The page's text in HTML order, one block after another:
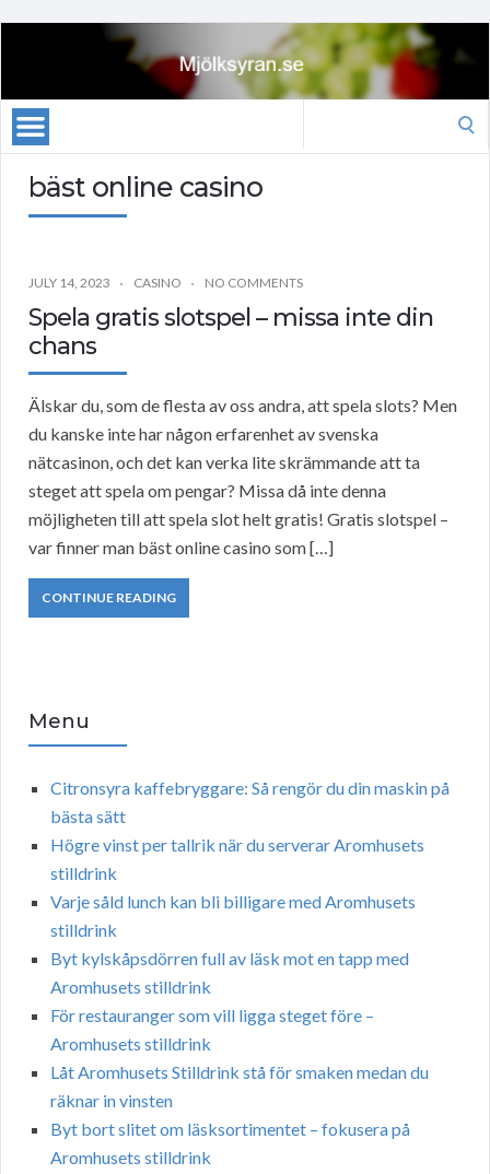
bäst online casino
JULY 14, 2023 CASINO NO COMMENTS
Spela gratis slotspel – missa inte din
chans
Älskar du, som de flesta av oss andra, att spela slots? Men
du kanske inte har någon erfarenhet av svenska
nätcasinon, och det kan verka lite skrämmande att ta
steget att spela om pengar? Missa då inte denna
möjligheten till att spela slot helt gratis! Gratis slotspel –
var finner man bäst online casino som […]
CONTINUE READING
Menu
Citronsyra kaffebryggare: Så rengör du din maskin på
bästa sätt
Högre vinst per tallrik när du serverar Aromhusets
stilldrink
Varje såld lunch kan bli billigare med Aromhusets
stilldrink
Byt kylskåpsdörren full av läsk mot en tapp med
Aromhusets stilldrink
För restauranger som vill ligga steget före –
Aromhusets stilldrink
Låt Aromhusets Stilldrink stå för smaken medan du
räknar in vinsten
Byt bort slitet om läsksortimentet – fokusera på
Aromhusets stilldrink